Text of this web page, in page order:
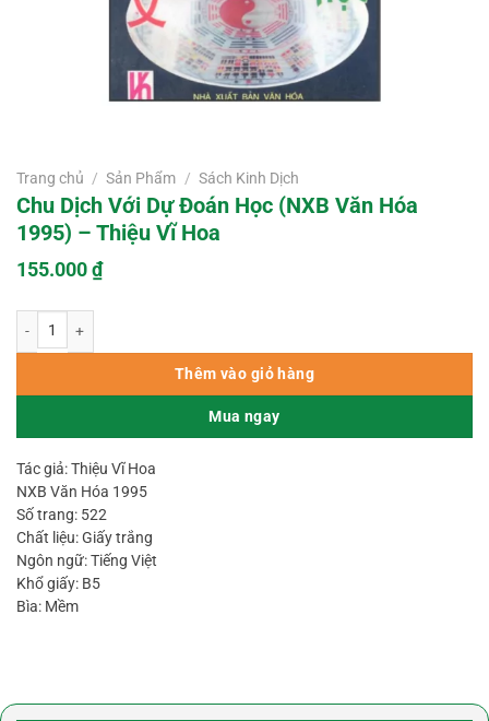
Trang chủ / Sản Phẩm / Sách Kinh Dịch
Chu Dịch Với Dự Đoán Học (NXB Văn Hóa
1995) – Thiệu Vĩ Hoa
155.000₫
Thêm vào giỏ hàng
Mua ngay
Tác giả: Thiệu Vĩ Hoa
NXB Văn Hóa 1995
Số trang: 522
Chất liệu: Giấy trắng
Ngôn ngữ: Tiếng Việt
Khổ giấy: B5
Bìa: Mềm